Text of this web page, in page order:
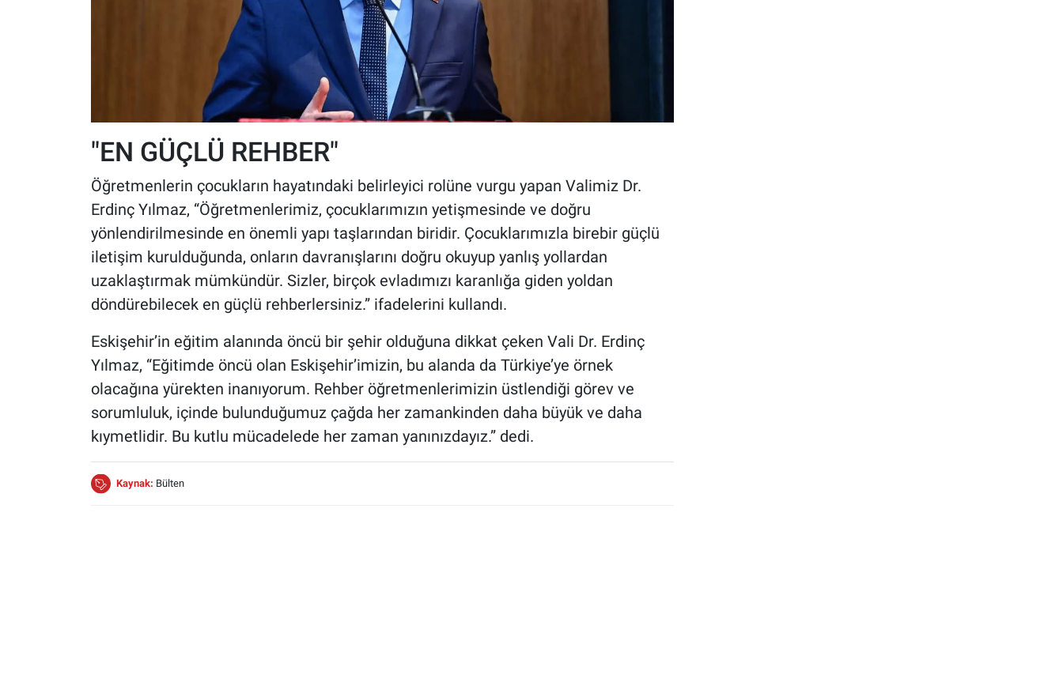
"EN GÜÇLÜ REHBER"
Öğretmenlerin çocukların hayatındaki belirleyici rolüne vurgu yapan Valimiz Dr.
Erdinç Yılmaz, “Öğretmenlerimiz, çocuklarımızın yetişmesinde ve doğru
yönlendirilmesinde en önemli yapı taşlarından biridir. Çocuklarımızla birebir güçlü
iletişim kurulduğunda, onların davranışlarını doğru okuyup yanlış yollardan
uzaklaştırmak mümkündür. Sizler, birçok evladımızı karanlığa giden yoldan
döndürebilecek en güçlü rehberlersiniz.” ifadelerini kullandı.
Eskişehir’in eğitim alanında öncü bir şehir olduğuna dikkat çeken Vali Dr. Erdinç
Yılmaz, “Eğitimde öncü olan Eskişehir’imizin, bu alanda da Türkiye’ye örnek
olacağına yürekten inanıyorum. Rehber öğretmenlerimizin üstlendiği görev ve
sorumluluk, içinde bulunduğumuz çağda her zamankinden daha büyük ve daha
kıymetlidir. Bu kutlu mücadelede her zaman yanınızdayız.” dedi.
Kaynak: Bülten